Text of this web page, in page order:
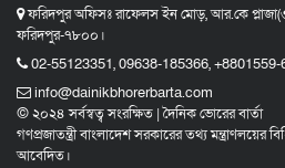
ফরিদপুর অফিসঃ রাফেলস ইন মোড়, আর.কে
ফরিদপুর-৭৮০০।
02-55123351, 09638-185366,
info@dainikbhorerbarta.com
© ২০২৪ সর্বস্বত্ব সংরক্ষিত | দৈনিক ভোরের বার্তা
গণপ্রজাতন্ত্রী বাংলাদেশ সরকারের তথ্য মন্ত্রাণলয়ের
আবেদিত।